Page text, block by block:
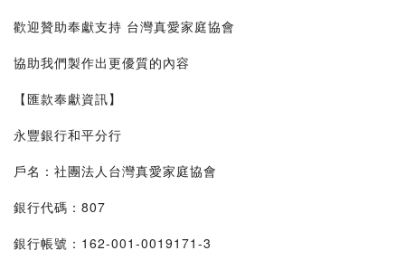
歡迎贊助奉獻支持 台灣真愛家庭協會
協助我們製作出更優質的內容
【匯款奉獻資訊】
永豐銀行和平分行
戶名：社團法人台灣真愛家庭協會
銀行代碼：807
銀行帳號：162-001-0019171-3